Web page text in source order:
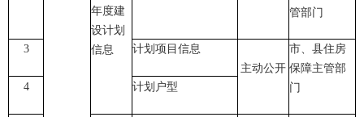
年度建
设计划
信息
管部门
3
计划项目信息
主动公开
市、县住房
保障主管部
门
4 计划户型